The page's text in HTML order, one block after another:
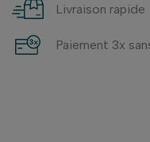
Livraison rapide
Paiement 3x